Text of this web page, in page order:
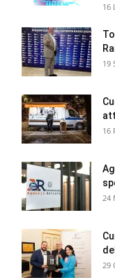
16
19
16
24
29